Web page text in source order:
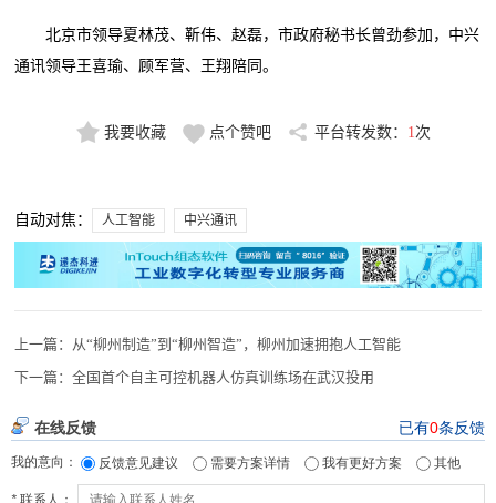
北京市领导夏林茂、靳伟、赵磊，市政府秘书长曾劲参加，中兴
通讯领导王喜瑜、顾军营、王翔陪同。
我要收藏 点个赞吧 平台转发数： 1次
自动对焦： 人工智能 中兴通讯
上一篇： 从“柳州制造”到“柳州智造”，柳州加速拥抱人工智能
下一篇：全国首个自主可控机器人仿真训练场在武汉投用